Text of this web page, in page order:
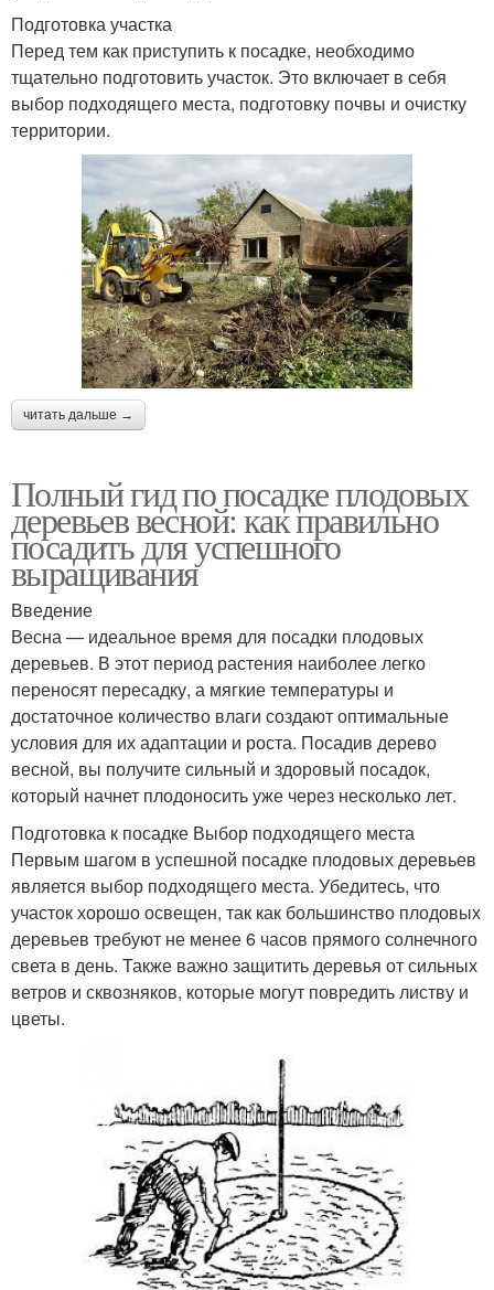
Подготовка участка
Перед тем как приступить к посадке, необходимо
тщательно подготовить участок. Это включает в себя
выбор подходящего места, подготовку почвы и очистку
территории.
читать дальше →
Полный гид по посадке плодовых
деревьев весной: как правильно
посадить для успешного
выращивания
Введение
Весна — идеальное время для посадки плодовых
деревьев. В этот период растения наиболее легко
переносят пересадку, а мягкие температуры и
достаточное количество влаги создают оптимальные
условия для их адаптации и роста. Посадив дерево
весной, вы получите сильный и здоровый посадок,
который начнет плодоносить уже через несколько лет.
Подготовка к посадке Выбор подходящего места
Первым шагом в успешной посадке плодовых деревьев
является выбор подходящего места. Убедитесь, что
участок хорошо освещен, так как большинство плодовых
деревьев требуют не менее 6 часов прямого солнечного
света в день. Также важно защитить деревья от сильных
ветров и сквозняков, которые могут повредить листву и
цветы.